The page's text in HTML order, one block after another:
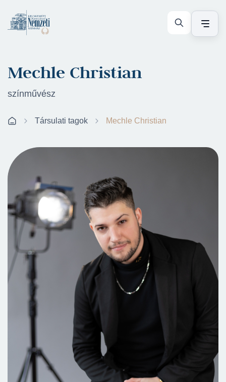
Mechle Christian
színművész
Társulati tagok Mechle Christian